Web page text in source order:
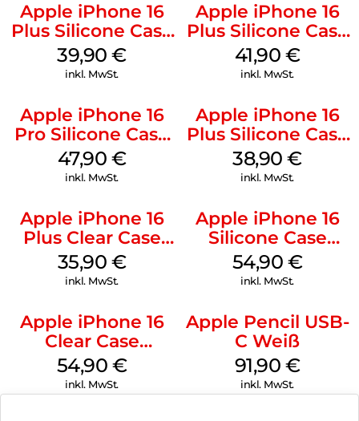
Apple iPhone 16
Plus Silicone Case
MagSafe Plum
39,90€
inkl. MwSt.
Apple iPhone 16
Plus Silicone Case
MagSafe Stone
Gray
41,90 €
inkl. MwSt.
Apple iPhone 16
Pro Silicone Case
MagSafe Denim
47,90 €
inkl. MwSt.
Apple iPhone 16
Plus Silicone Case
MagSafe Denim
38,90€
inkl. MwSt.
Apple iPhone 16
Plus Clear Case
MagSafe
Transparent
35,90 €
inkl. MwSt.
Apple iPhone 16
Silicone Case
MagSafe Lake
Green
54,90 €
inkl. MwSt.
Apple iPhone 16
Clear Case
MagSafe
Transparent
54,90 €
inkl. MwSt.
Apple Pencil USB-
C Weiß
91,90 €
inkl. MwSt.